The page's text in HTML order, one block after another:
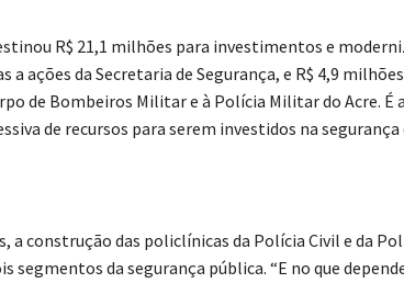
R$ 21,1 milhões para investimentos e
a ações da Secretaria de Segurança, e R$ 4,9
de Bombeiros Militar e à Polícia Militar do Acre.
de recursos para serem investidos na
a construção das policlínicas da Polícia Civil e da
segmentos da segurança pública. “E no que